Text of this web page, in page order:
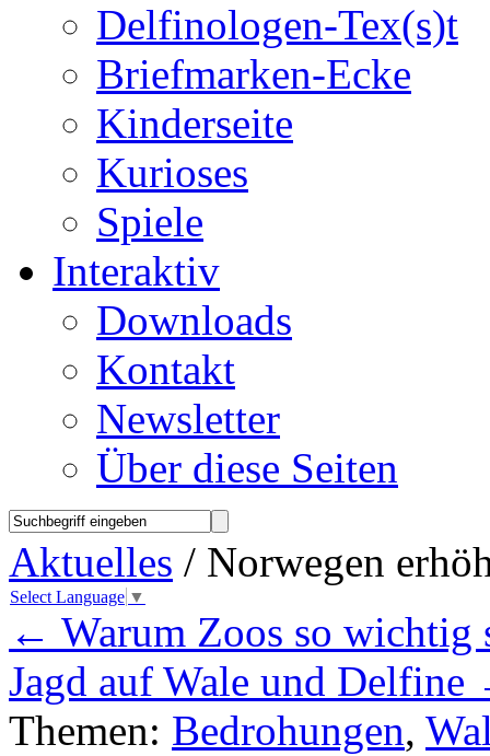
Delfinologen-Tex(s)t
Briefmarken-Ecke
Kinderseite
Kurioses
Spiele
Interaktiv
Downloads
Kontakt
Newsletter
Über diese Seiten
Aktuelles / Norwegen
Select Language ▼
← Warum Zoos so
Jagd auf Wale und Delfine
Themen: Bedrohungen,